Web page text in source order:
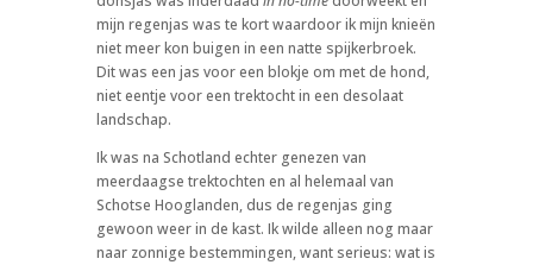
mijn regenjas was te kort waardoor ik mijn knieën
niet meer kon buigen in een natte spijkerbroek.
Dit was een jas voor een blokje om met de hond,
niet eentje voor een trektocht in een desolaat
landschap.
Ik was na Schotland echter genezen van
meerdaagse trektochten en al helemaal van
Schotse Hooglanden, dus de regenjas ging
gewoon weer in de kast. Ik wilde alleen nog maar
naar zonnige bestemmingen, want serieus: wat is